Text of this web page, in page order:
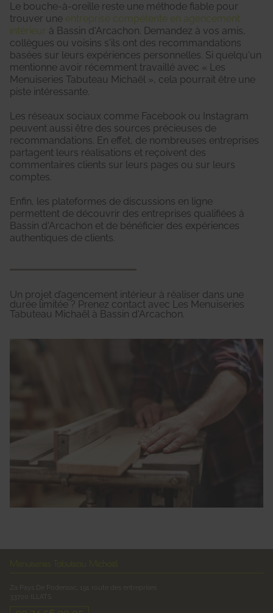
Le bouche-à-oreille reste une méthode fiable pour
trouver une entreprise compétente en agencement
intérieur à Bassin d'Arcachon. Demandez à vos amis,
collègues ou voisins s'ils ont des recommandations
basées sur leurs expériences personnelles. Si quelqu'un
mentionne avoir récemment travaillé avec « Les
Menuiseries Tabuteau Michaël », cela pourrait être une
piste intéressante.
Les réseaux sociaux comme Facebook ou Instagram
peuvent aussi être des sources précieuses de
recommandations. En effet, de nombreuses entreprises
partagent leurs réalisations et reçoivent des
commentaires clients sur leurs pages ou sur leurs
comptes.
Enfin, les plateformes de discussions en ligne
permettent de découvrir des entreprises qualifiées à
Bassin d'Arcachon et de bénéficier des expériences
authentiques de clients.
Un projet d’agencement intérieur à réaliser dans une
durée limitée ? Prenez contact avec Les Menuiseries
Tabuteau Michaël à Bassin d'Arcachon.
Za Pays De Podensac, 191 route des entreprises
33720
ILLATS